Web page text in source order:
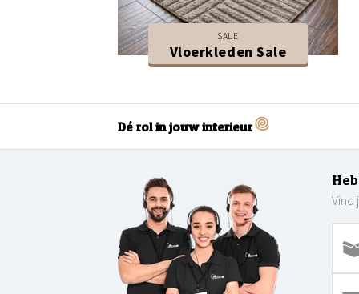
SALE
Vloerkleden Sale
Dé rol in jouw interieur
Vind